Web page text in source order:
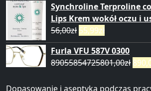
Synchroline Terproline
Lips Krem wokół oczu i
56,00zł 55,99zł
Furla VFU 587V 0300
89055854725801,00zł
Dopasowanie i aseptyka podczas